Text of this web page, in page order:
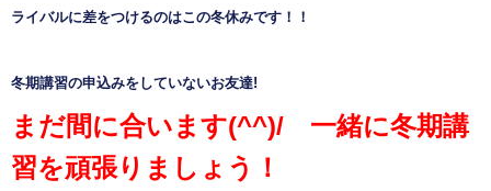
ライバルに差をつけるのはこの冬休みです！！
冬期講習の申込みをしていないお友達!
まだ間に合います(^^)/ 一緒に冬期講
習を頑張りましょう！